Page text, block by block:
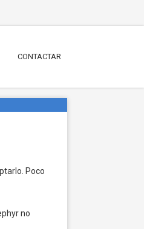
CONTACTAR
Poco
no